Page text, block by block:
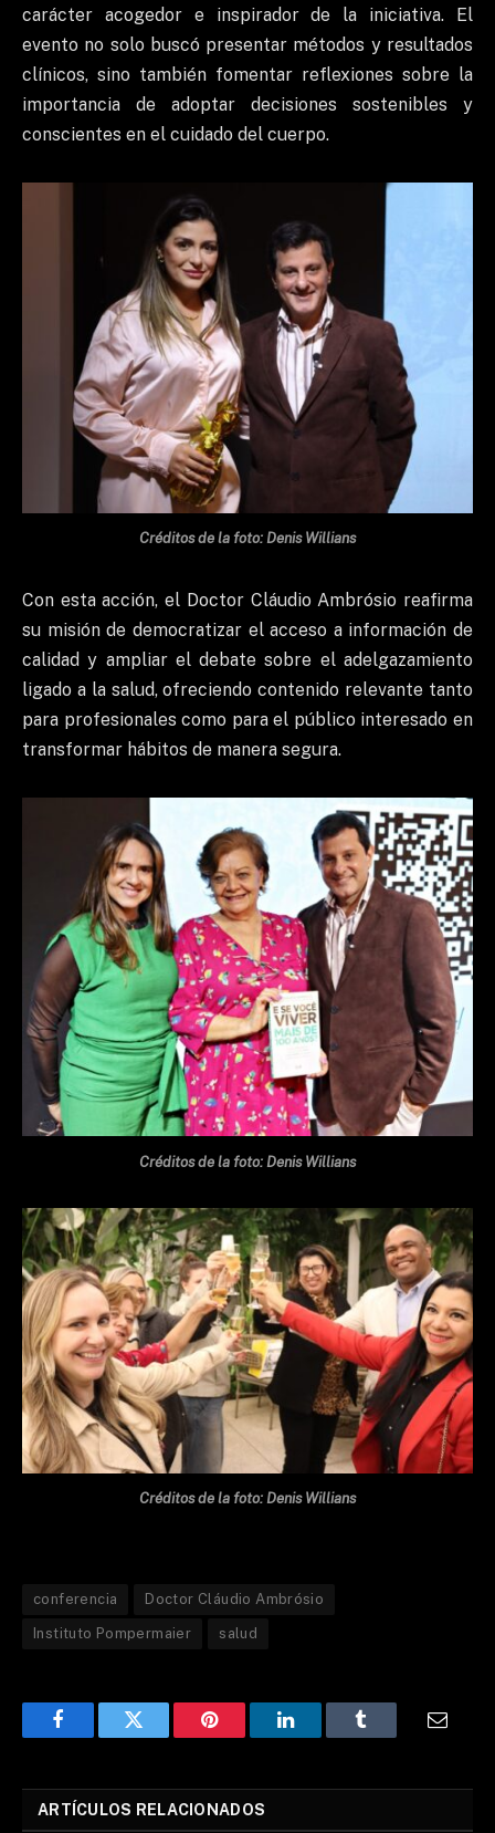
carácter acogedor e inspirador de la iniciativa. El
evento no solo buscó presentar métodos y resultados
clínicos, sino también fomentar reflexiones sobre la
importancia de adoptar decisiones sostenibles y
conscientes en el cuidado del cuerpo.
Créditos de la foto: Denis Willians
Con esta acción, el Doctor Cláudio Ambrósio reafirma
su misión de democratizar el acceso a información de
calidad y ampliar el debate sobre el adelgazamiento
ligado a la salud, ofreciendo contenido relevante tanto
para profesionales como para el público interesado en
transformar hábitos de manera segura.
Créditos de la foto: Denis Willians
Créditos de la foto: Denis Willians
conferencia Doctor Cláudio Ambrósio
Instituto Pompermaier salud
FacebookTwitter Pinterest LinkedInTumblr
ARTÍCULOS RELACIONADOS